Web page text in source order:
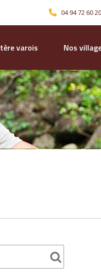
04 94 72 60 20
varois Nos